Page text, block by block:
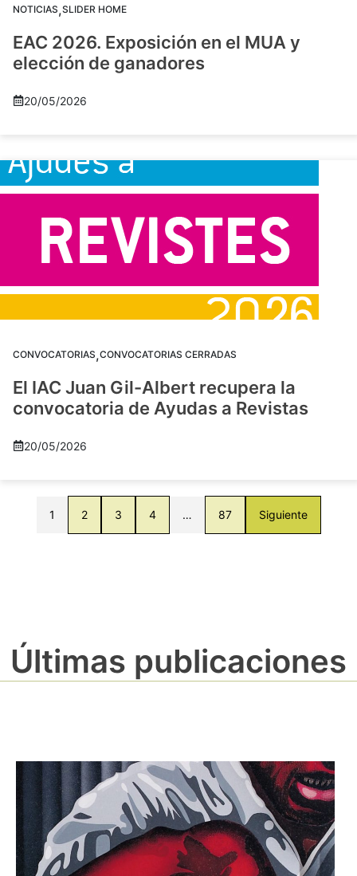
NOTICIAS,SLIDER HOME
EAC 2026. Exposición en el MUA y
elección de ganadores
20/05/2026
CONVOCATORIAS,CONVOCATORIAS CERRADAS
El IAC Juan Gil-Albert recupera la
convocatoria de Ayudas a Revistas
20/05/2026
1 2 3 4 … 87 Siguiente
Últimas publicaciones